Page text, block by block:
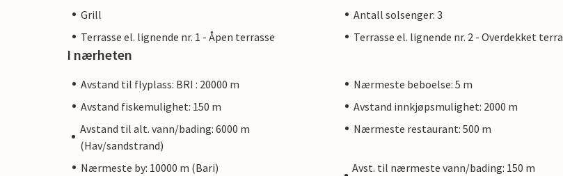
Grill
Antall solsenger: 3
Terrasse el. lignende nr. 1 - Åpen terrasse
Terrasse el. lignende nr. 2 - Overdekket
I nærheten
Avstand til flyplass: BRI : 20000 m
Nærmeste beboelse: 5 m
Avstand fiskemulighet: 150 m
Avstand innkjøpsmulighet: 2000 m
Avstand til alt. vann/bading: 6000 m
(Hav/sandstrand)
Nærmeste restaurant: 500 m
Nærmeste by: 10000 m (Bari)
Avst. til nærmeste vann/bading: 150 m